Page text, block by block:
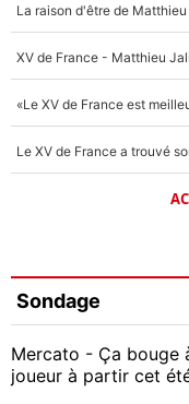
Sondage
Mercato - Ça bouge
joueur à partir cet